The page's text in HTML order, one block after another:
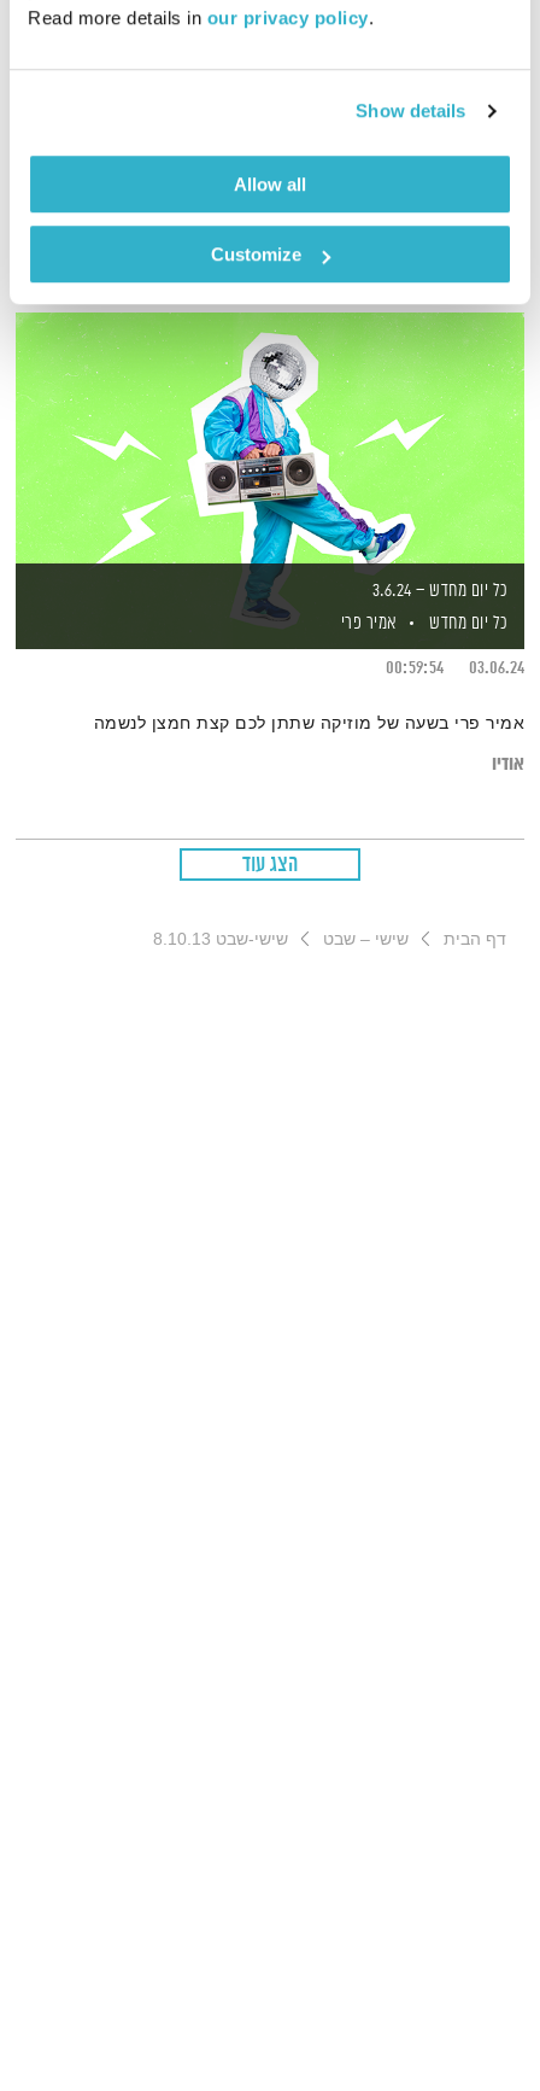
Read more details in our privacy policy.
Show details
Allow all
Customize
רובן להב (בלאק לולו) מציג – "אוריינטלי גלובלי" סדרה מיוחדת בה
פרספקטיבה אישית ומרעננת על צלילי המזרח הכי קרוב, והפעם –
DJ Duckfood aka Robert Kroos (הולנד)
אודיו
כל יום מחדש – 3.6.24
כל יום מחדש
אמיר פרי
03.06.24
00:59:54
אמיר פרי בשעה של מוזיקה שתתן לכם קצת חמצן לנשמה
אודיו
הצג עוד
דף הבית שישי – שבט שישי-שבט 8.10.13